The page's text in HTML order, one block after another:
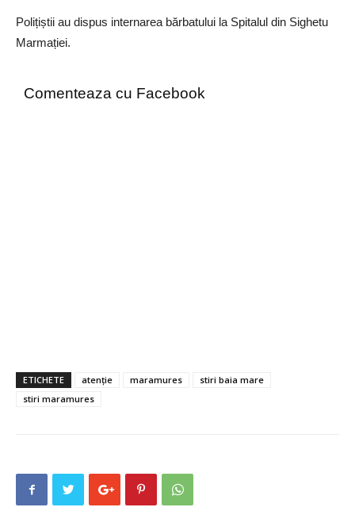
Polițiștii au dispus internarea bărbatului la Spitalul din Sighetu
Marmației.
Comenteaza cu Facebook
ETICHETE atenție maramures
stiri baia mare
stiri maramures